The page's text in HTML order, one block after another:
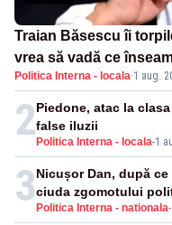
Traian Băsescu îi
vrea să vadă ce
România
Politica Interna - locala·1 aug.
2 Politica Interna - locala-1
Piedone, atac la
false iluzii
3 Politica Interna - nationala-
Nicușor Dan, după
ciuda zgomotului